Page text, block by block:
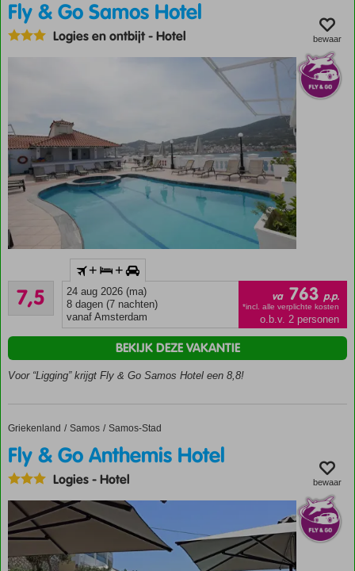
Stad
Logies &
Ontbijt of
Fly & Go Samos Hotel
Logies en ontbijt-Hotel bewaar
Inclusief
In het
centrum
Samos-
Zwembad
dak
Fantastisch
over zee en
Samos-
Logies &
Ontbijt of
Halfpension
7,5
Goed
27
beoordelingen
+ +
24 aug 2026 (ma)
8 dagen (7 nachten)
vanaf Amsterdam
va 763 p.p.
*incl. alle verplichte kosten
o.b.v. 2 personen
Voor “Ligging” krijgt Fly & Go Samos Hotel een 8,8!
BEKIJK DEZE VAKANTIE
Home
Griekenland Samos Samos-Stad
Fly & Go Anthemis Hotel
Fly & Go Anthemis Hotel
Logies-Hotel bewaar